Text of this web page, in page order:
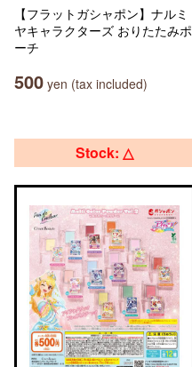
【フラットガシャポン】ナルミ
ヤキャラクターズ おりたたみポ
ーチ
500 yen (tax included)
Stock: △